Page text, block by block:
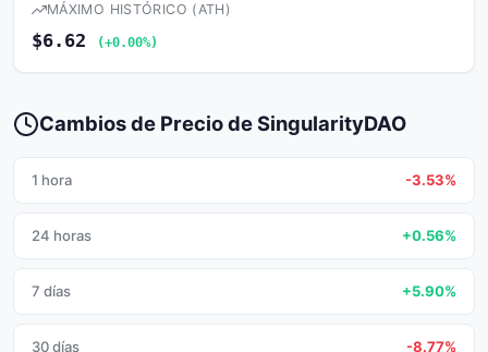
MÁXIMO HISTÓRICO (ATH)
$6.62 (+0.00%)
Cambios de Precio de SingularityDAO
1 hora -3.53%
24 horas +0.56%
7 días +5.90%
30 días -8.77%